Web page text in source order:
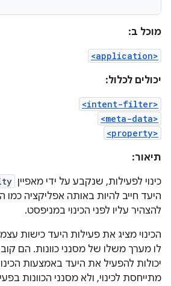
מוכל ב:
<application>
יכולים לכלול:
<intent-filter>
<meta-data>
<property>
תיאור:
כינוי לפעילות, שנקבע על ידי מאפיין
היעד חייב להיות באותה אפליקציה כמו
להצהיר עליו לפני הכינוי במניפסט.
הכינוי מציג את פעילות היעד כישות
לו מערך משלו של מסנני כוונות. הם
יכולות להפעיל את היעד באמצעות
מתייחסת לכינוי, ולא מסנני הכוונות